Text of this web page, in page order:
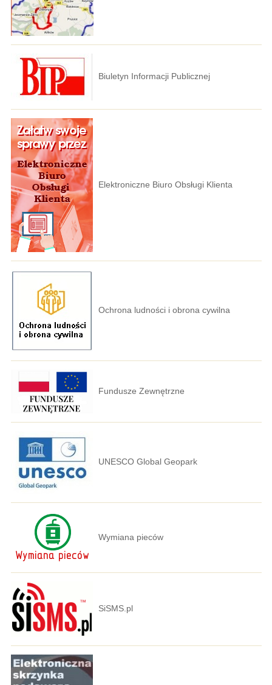
Biuletyn Informacji Publicznej
Elektroniczne Biuro Obsługi Klienta
Ochrona ludności i obrona cywilna
Fundusze Zewnętrzne
UNESCO Global Geopark
Wymiana pieców
SiSMS.pl